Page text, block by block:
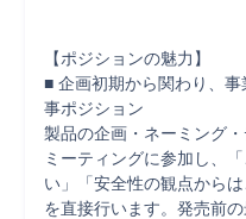
【ポジションの魅力】
■ 企画初期から関わり、
事ポジション
製品の企画・ネーミング
ミーティングに参加し、
い」「安全性の観点から
を直接行います。発売前